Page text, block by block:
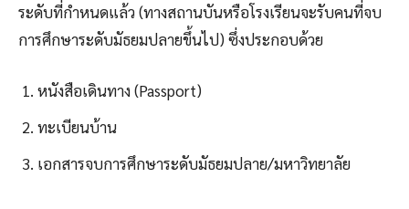
ระดับที่กำหนดแล้ว (ทางสถานบันหรือโรงเรียนจะรับคนที่จบ
การศึกษาระดับมัธยมปลายขึ้นไป) ซึ่งประกอบด้วย
หนังสือเดินทาง (Passport)
ทะเบียนบ้าน
เอกสารจบการศึกษาระดับมัธยมปลาย/มหาวิทยาลัย